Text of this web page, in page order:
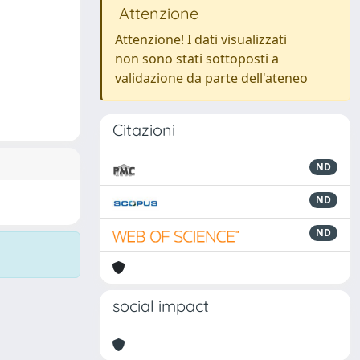
Attenzione
Attenzione! I dati visualizzati
non sono stati sottoposti a
validazione da parte dell'ateneo
Citazioni
ND
ND
ND
social impact